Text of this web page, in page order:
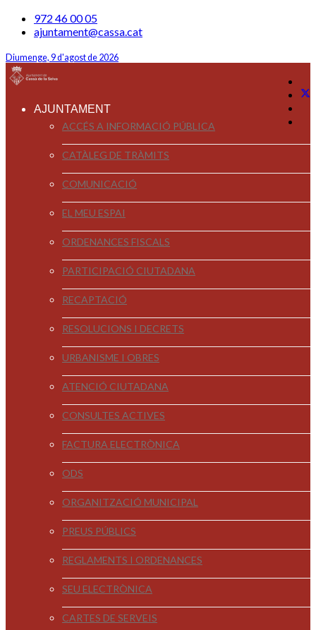
972 46 00 05
ajuntament@cassa.cat
Diumenge, 9 d'agost de 2026
AJUNTAMENT
ACCÉS A INFORMACIÓ PÚBLICA
CATÀLEG DE TRÀMITS
COMUNICACIÓ
EL MEU ESPAI
ORDENANCES FISCALS
PARTICIPACIÓ CIUTADANA
RECAPTACIÓ
RESOLUCIONS I DECRETS
URBANISME I OBRES
ATENCIÓ CIUTADANA
CONSULTES ACTIVES
FACTURA ELECTRÒNICA
ODS
ORGANITZACIÓ MUNICIPAL
PREUS PÚBLICS
REGLAMENTS I ORDENANCES
SEU ELECTRÒNICA
CARTES DE SERVEIS